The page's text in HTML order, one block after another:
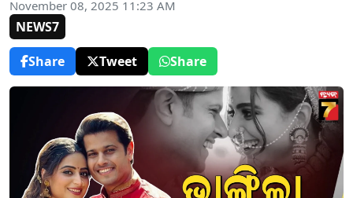
November 08, 2025 11:23 AM
NEWS7
Share
Tweet Share